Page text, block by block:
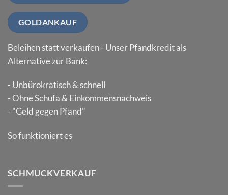
GOLDANKAUF
Beleihen statt verkaufen - Unser Pfandkredit als
Alternative zur Bank:
- Unbürokratisch & schnell
- Ohne Schufa & Einkommensnachweis
- "Geld gegen Pfand"
So funktioniert es
SCHMUCKVERKAUF